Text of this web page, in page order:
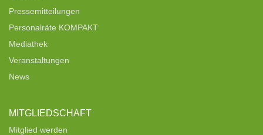
Pressemitteilungen
Personalräte KOMPAKT
Mediathek
Veranstaltungen
News
MITGLIEDSCHAFT
Mitglied werden